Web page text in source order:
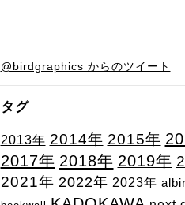
@birdgraphics からのツイート
タグ
2013年 2014年 2015年
2017年 2018年 2019年
2021年 2022年 2023年